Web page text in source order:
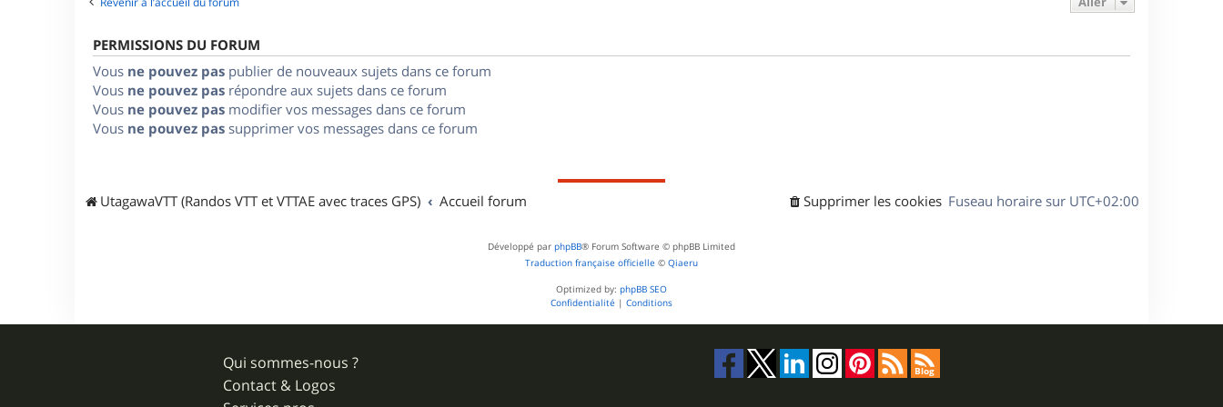
e
PERMISSIONS DU FORUM
Vous ne pouvez pas publier de nouveaux sujets dans ce forum
Vous ne pouvez pas répondre aux sujets dans ce forum
Vous ne pouvez pas modifier vos messages dans ce forum
Vous ne pouvez pas supprimer vos messages dans ce forum
UtagawaVTT (Randos VTT et VTTAE avec traces GPS) Accueil forum Fuseau horaire sur UTC+02:00
Supprimer les cookies
Développé par phpBB® Forum Software © phpBB Limited
Traduction française officielle © Qiaeru
Optimized by: phpBB SEO
Confidentialité | Conditions
Qui sommes-nous ?
Contact & Logos